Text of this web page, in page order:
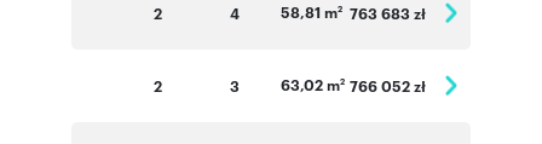
2 4 58,81 m2 763 683 zł
2 3 63,02 m2 766 052 zł